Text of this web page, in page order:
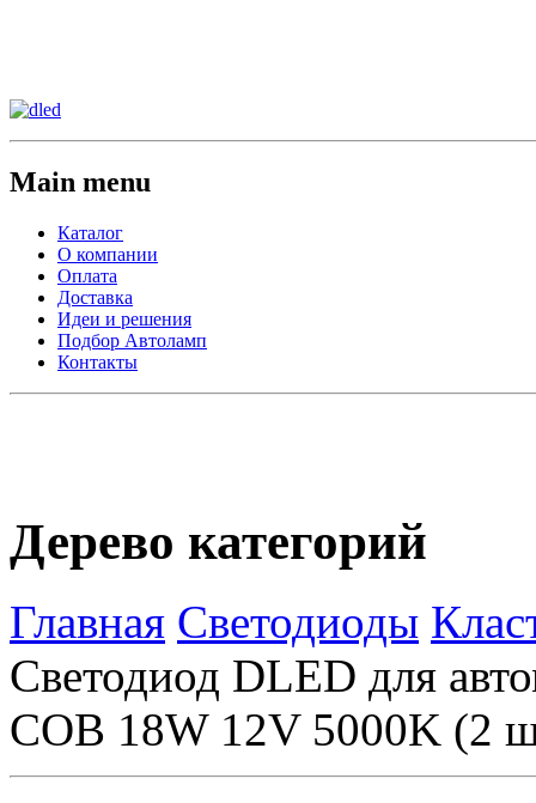
Main menu
Каталог
О компании
Оплата
Доставка
Идеи и решения
Подбор Автоламп
Контакты
Дерево категорий
Главная Светодиоды
Светодиод DLED для
COB 18W 12V 5000K (2